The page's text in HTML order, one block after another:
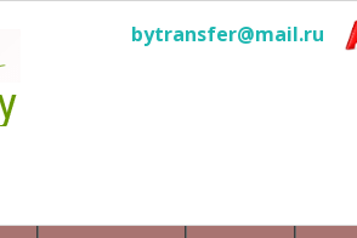
bytransfer@mail.ru